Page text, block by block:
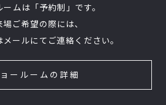
ームは「予約制」です。
場ご希望の際には、
ールにてご連絡ください。
ールームの詳細